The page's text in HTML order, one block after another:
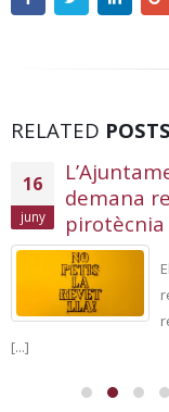
RELATED POSTS
16
juny
demana
pirotècnia
[...]